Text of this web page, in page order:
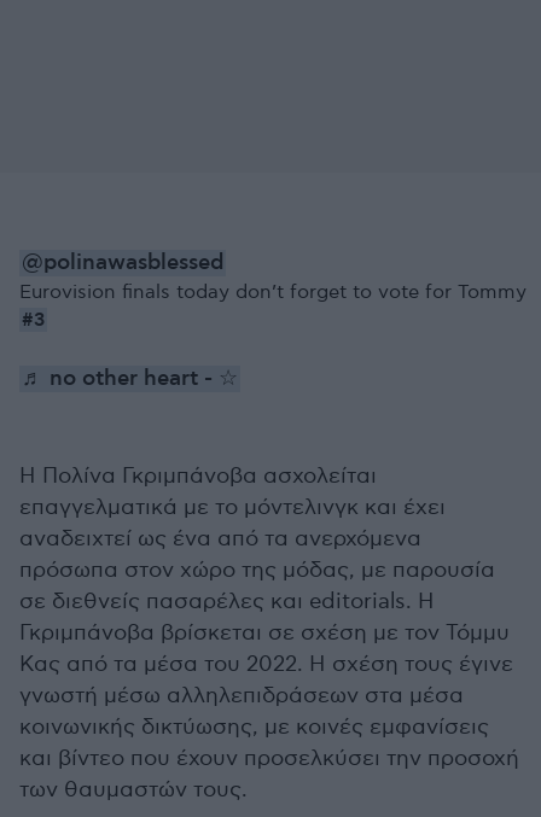
@polinawasblessed
Eurovision finals today don’t forget to vote for Tommy
#3
♬ no other heart - ☆
Η Πολίνα Γκριμπάνοβα ασχολείται
επαγγελματικά με το μόντελινγκ και έχει
αναδειχτεί ως ένα από τα ανερχόμενα
πρόσωπα στον χώρο της μόδας, με παρουσία
σε διεθνείς πασαρέλες και editorials. Η
Γκριμπάνοβα βρίσκεται σε σχέση με τον Τόμμυ
Κας από τα μέσα του 2022. Η σχέση τους έγινε
γνωστή μέσω αλληλεπιδράσεων στα μέσα
κοινωνικής δικτύωσης, με κοινές εμφανίσεις
και βίντεο που έχουν προσελκύσει την προσοχή
των θαυμαστών τους.